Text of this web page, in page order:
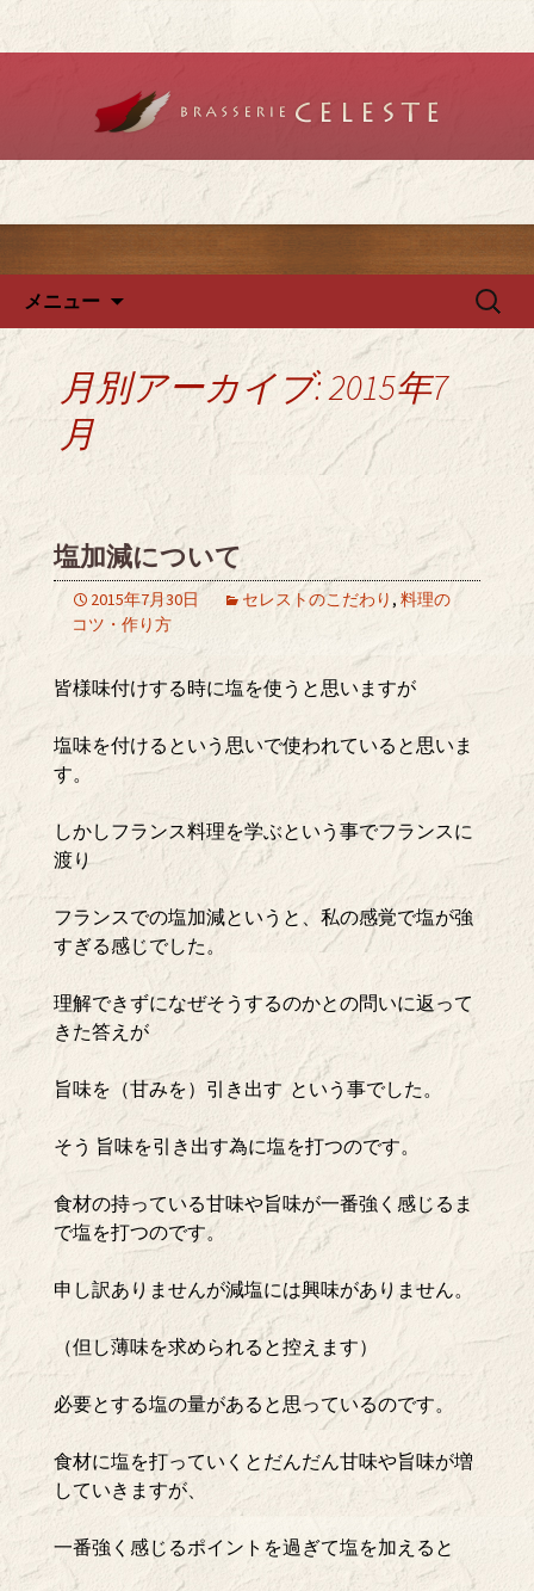
堺のフレンチ「ブラッスリー
セレスト」で、ランチ・ディ
ナーを
堺のフレンチ「ブラットリーセレス
ト」で記念日やデートを
メニュー
検
月別アーカイブ: 2015年7
月
塩加減について
2015年7月30日 セレストのこだわり , 料理の
コツ・作り方
皆様味付けする時に塩を使うと思いますが
塩味を付けるという思いで使われていると思いま
す。
しかしフランス料理を学ぶという事でフランスに
渡り
フランスでの塩加減というと、私の感覚で塩が強
すぎる感じでした。
理解できずになぜそうするのかとの問いに返って
きた答えが
旨味を（甘みを）引き出す という事でした。
そう 旨味を引き出す為に塩を打つのです。
食材の持っている甘味や旨味が一番強く感じるま
で塩を打つのです。
申し訳ありませんが減塩には興味がありません。
（但し薄味を求められると控えます）
必要とする塩の量があると思っているのです。
食材に塩を打っていくとだんだん甘味や旨味が増
していきますが、
一番強く感じるポイントを過ぎて塩を加えると